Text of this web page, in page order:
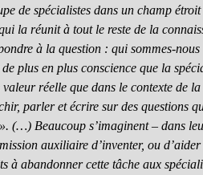
de spécialistes dans un champ
la réunit à tout le reste de la
à la question : qui sommes-
plus en plus conscience que la
réelle que dans le contexte de
parler et écrire sur des questions
(…) Beaucoup s’imaginent – dans
auxiliaire d’inventer, ou
à abandonner cette tâche aux